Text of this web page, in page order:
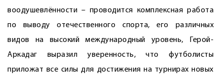
воодушевлённости – проводится комплексная работа
по выводу отечественного спорта, его различных
видов на высокий международный уровень, Герой-
Аркадаг выразил уверенность, что футболисты
приложат все силы для достижения на турнирах новых